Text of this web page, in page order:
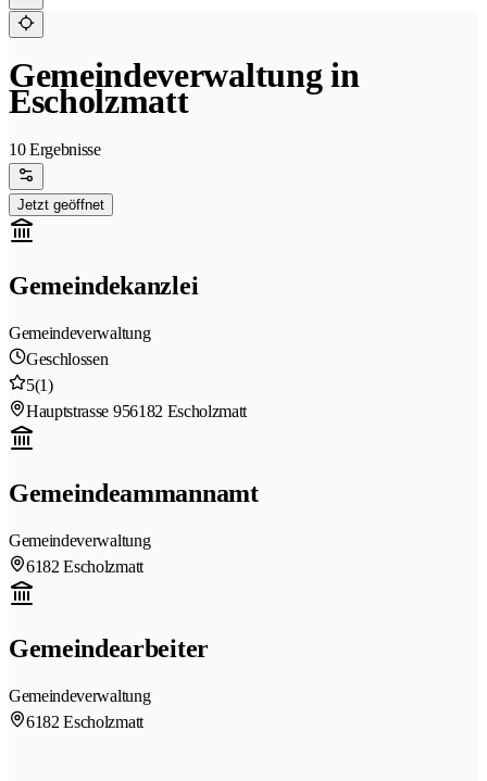
Gemeindeverwaltung in
Escholzmatt
10 Ergebnisse
Jetzt geöffnet
Gemeindekanzlei
Gemeindeverwaltung
Geschlossen
5(1)
Hauptstrasse 956182 Escholzmatt
Gemeindeammannamt
Gemeindeverwaltung
6182 Escholzmatt
Gemeindearbeiter
Gemeindeverwaltung
6182 Escholzmatt